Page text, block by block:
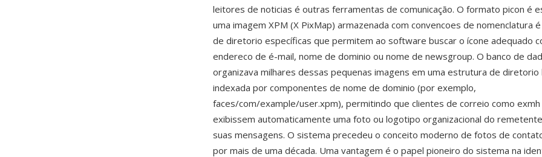
leitores de noticias é outras ferramentas de comunicação. O formato picon é
uma imagem XPM (X PixMap) armazenada com convencoes de nomenclatura
de diretorio específicas que permitem ao software buscar o ícone adequado
endereco de é-mail, nome de dominio ou nome de newsgroup. O banco de
organizava milhares dessas pequenas imagens em uma estrutura de diretorio
indexada por componentes de nome de dominio (por exemplo,
faces/com/example/user.xpm), permitindo que clientes de correio como
exibissem automaticamente uma foto ou logotipo organizacional do
suas mensagens. O sistema precedeu o conceito moderno de fotos de
por mais de uma década. Uma vantagem é o papel pioneiro do sistema na